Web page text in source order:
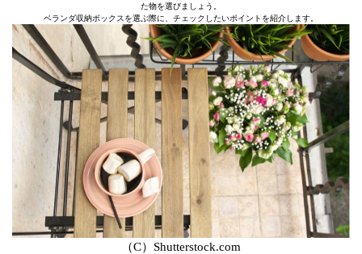
た物を選びましょう。
ベランダ収納ボックスを選ぶ際に、チェックしたいポイントを紹介します。
（C）Shutterstock.com